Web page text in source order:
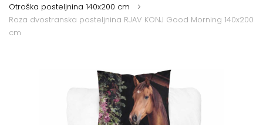
Otroška posteljnina 140x200 cm
Roza dvostranska posteljnina RJAV KONJ Good Morning 140x200
cm